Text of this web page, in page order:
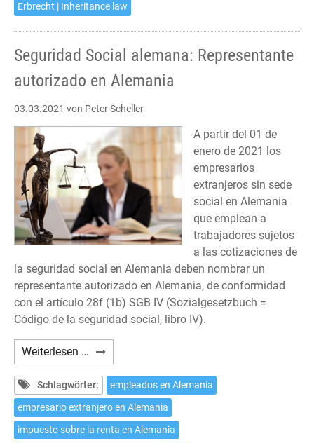
Erbrecht | Inheritance law
Seguridad Social alemana: Representante
autorizado en Alemania
03.03.2021 von Peter Scheller
A partir del 01 de
enero de 2021 los
empresarios
extranjeros sin sede
social en Alemania
que emplean a
trabajadores sujetos
a las cotizaciones de
la seguridad social en Alemania deben nombrar un
representante autorizado en Alemania, de conformidad
con el artículo 28f (1b) SGB IV (Sozialgesetzbuch =
Código de la seguridad social, libro IV).
Weiterlesen … Seguridad
Social
alemana:
Representante
autorizado
en
Schlagwörter:
empleados en Alemania
empresario extranjero en Alemania
impuesto sobre la renta en Alemania